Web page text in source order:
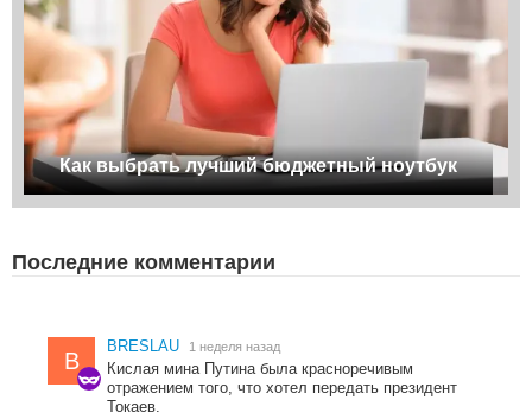
Как выбрать лучший бюджетный ноутбук
Последние комментарии
B
BRESLAU 1 неделя назад
Кислая мина Путина была красноречивым
отражением того, что хотел передать президент
Токаев.